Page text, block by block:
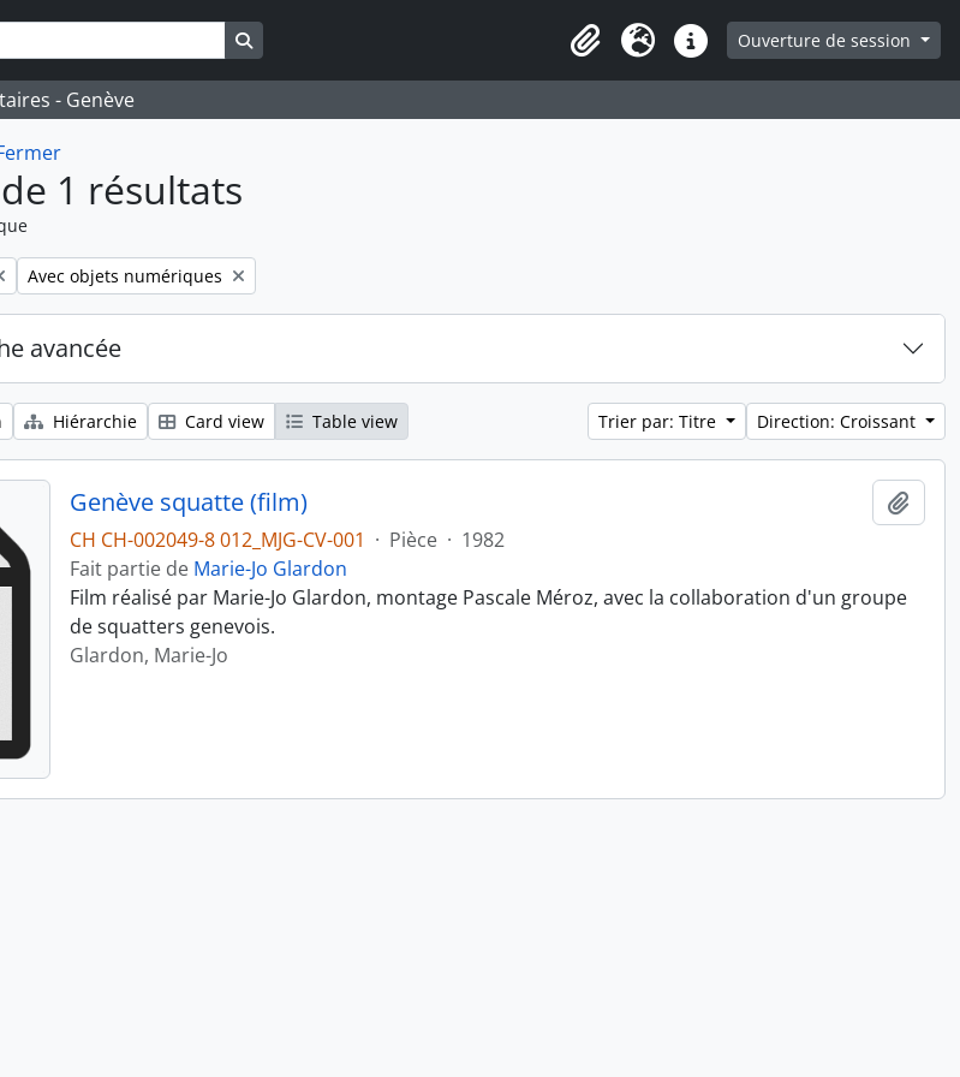
Presse-papier
LangueLiens rapidesOuverture de session
- Genève
1 résultats
filter:Remove filter:
Avec objets numériques
avancée
Hiérarchie Card view Table view Trier par: Titre Direction: Croissant
Genève squatte (film)
CH CH-002049-8 012_MJG-CV-001 · Pièce · 1982
Fait partie de Marie-Jo Glardon
Film réalisé par Marie-Jo Glardon, montage Pascale Méroz, avec la collaboration d'un groupe
de squatters genevois.
Glardon, Marie-Jo